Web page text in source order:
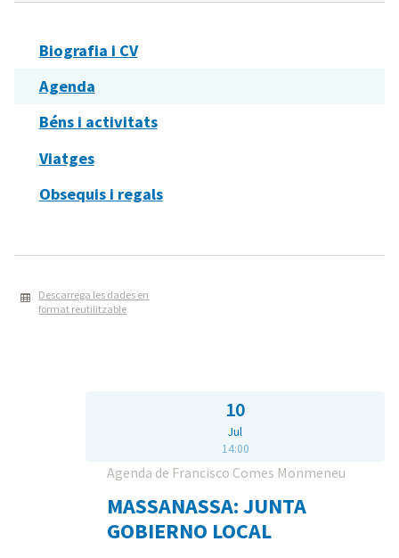
Biografia i CV
Agenda
Béns i activitats
Viatges
Obsequis i regals
Descarrega les dades en
format reutilitzable
10
Jul
14:00
Agenda de Francisco Comes Monmeneu
MASSANASSA: JUNTA
GOBIERNO LOCAL